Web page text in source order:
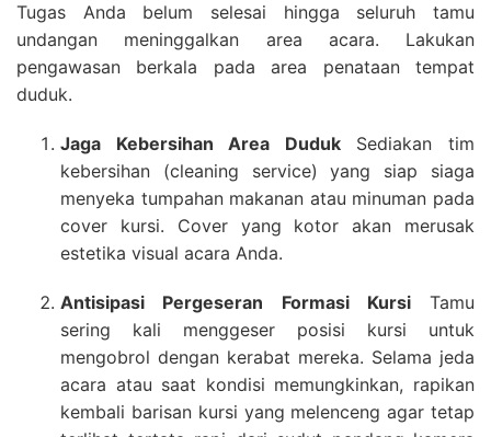
Tugas Anda belum selesai hingga seluruh tamu
undangan meninggalkan area acara. Lakukan
pengawasan berkala pada area penataan tempat
duduk.
Jaga Kebersihan Area DudukSediakan tim
kebersihan (cleaning service) yang siap siaga
menyeka tumpahan makanan atau minuman pada
cover kursi. Cover yang kotor akan merusak
estetika visual acara Anda.
Antisipasi Pergeseran Formasi KursiTamu
sering kali menggeser posisi kursi untuk
mengobrol dengan kerabat mereka. Selama jeda
acara atau saat kondisi memungkinkan, rapikan
kembali barisan kursi yang melenceng agar tetap